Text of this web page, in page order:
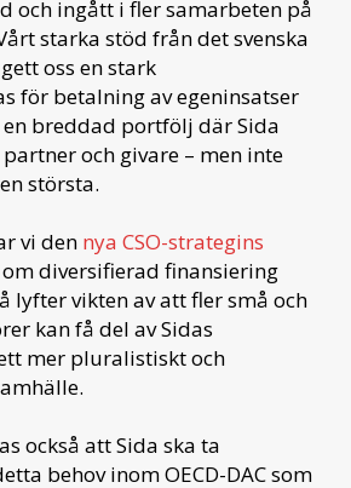
och ingått i fler samarbeten på
starka stöd från det svenska
oss en stark
för betalning av egeninsatser
breddad portfölj där Sida
och givare – men inte
största.
vi den nya CSO-strategins
diversifierad finansiering
lyfter vikten av att fler små och
kan få del av Sidas
mer pluralistiskt och
också att Sida ska ta
behov inom OECD-DAC som